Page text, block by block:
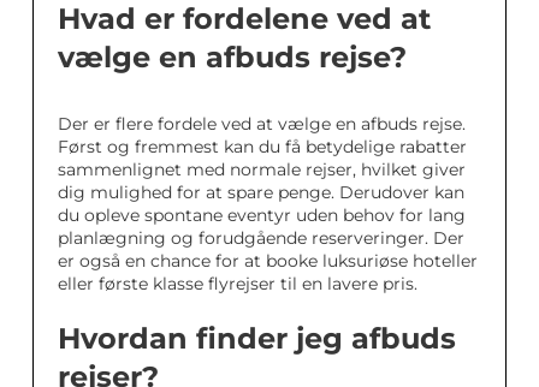
Hvad er fordelene ved at
vælge en afbuds rejse?
Der er flere fordele ved at vælge en afbuds rejse.
Først og fremmest kan du få betydelige rabatter
sammenlignet med normale rejser, hvilket giver
dig mulighed for at spare penge. Derudover kan
du opleve spontane eventyr uden behov for lang
planlægning og forudgående reserveringer. Der
er også en chance for at booke luksuriøse hoteller
eller første klasse flyrejser til en lavere pris.
Hvordan finder jeg afbuds
rejser?